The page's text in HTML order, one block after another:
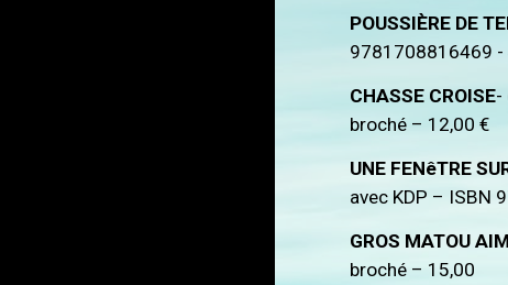
POUSSIÈRE DE
9781708816469 -
CHASSE CROISE-
broché – 12,00 €
UNE FENêTRE
avec KDP – ISBN
GROS MATOU
broché – 15,00